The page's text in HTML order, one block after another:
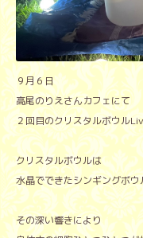
９月６日
高尾のりえさんカフェにて
２回目のクリスタルボウル
クリスタルボウルは
水晶でできたシンギングボウ
その深い響きにより